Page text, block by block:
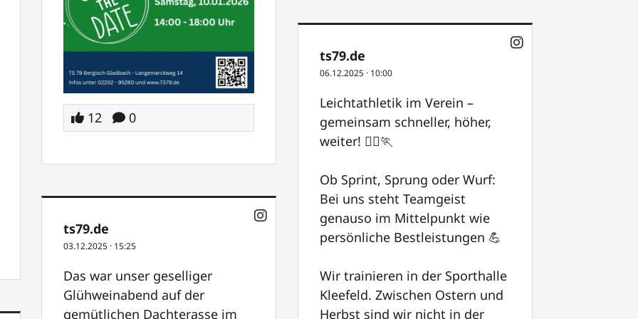
12 0
ts79.de
06.12.2025 · 10:00
Leichtathletik im Verein –
gemeinsam schneller, höher,
weiter! 🏃‍♀🏃
Ob Sprint, Sprung oder Wurf:
Bei uns steht Teamgeist
genauso im Mittelpunkt wie
persönliche Bestleistungen 💪
Wir trainieren in der Sporthalle
Kleefeld. Zwischen Ostern und
Herbst sind wir nicht in der
ts79.de
03.12.2025 · 15:25
Das war unser geselliger
Glühweinabend auf der
gemütlichen Dachterasse im